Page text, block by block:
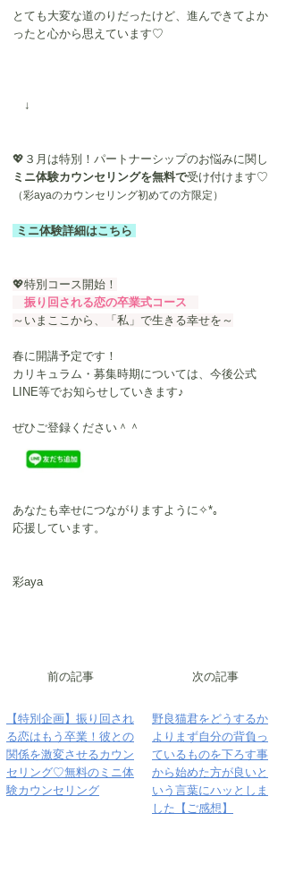
とても大変な道のりだったけど、進んできてよか
ったと心から思えています♡
↓
💖３月は特別！パートナーシップのお悩みに関し
ミニ体験カウンセリングを無料で受け付けます♡
（彩ayaのカウンセリング初めての方限定）
ミニ体験詳細はこちら
💖特別コース開始！
振り回される恋の卒業式コース
～いまここから、「私」で生きる幸せを～
春に開講予定です！
カリキュラム・募集時期については、今後公式
LINE等でお知らせしていきます♪
ぜひご登録ください＾＾
あなたも幸せにつながりますように✧*｡
応援しています。
彩aya
​前の記事 次の記事
【特別企画】振り回され
る恋はもう卒業！彼との
関係を激変させるカウン
セリング♡無料のミニ体
験カウンセリング
野良猫君をどうするか
よりまず自分の背負っ
ているものを下ろす事
から始めた方が良いと
いう言葉にハッとしま
した【ご感想】